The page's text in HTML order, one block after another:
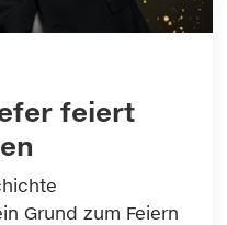
feiert
Grund zum Feiern